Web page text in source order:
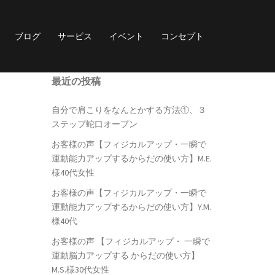
ブログ サービス イベント コンセプト
最近の投稿
自分で肩こりをなんとかする方法①、３
ステップ蛇口オープン
お客様の声【フィジカルアップ・一瞬で
運動能力アップするからだの使い方】M.E.
様40代女性
お客様の声【フィジカルアップ・一瞬で
運動能力アップするからだの使い方】Y.M.
様40代
お客様の声 【フィジカルアップ・ 一瞬で
運動脳力アップする からだの使い方】
M.S.様30代女性